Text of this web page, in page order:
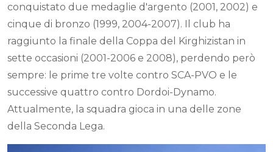
conquistato due medaglie d'argento (2001, 2002) e
cinque di bronzo (1999, 2004-2007). Il club ha
raggiunto la finale della Coppa del Kirghizistan in
sette occasioni (2001-2006 e 2008), perdendo però
sempre: le prime tre volte contro SCA-PVO e le
successive quattro contro Dordoi-Dynamo.
Attualmente, la squadra gioca in una delle zone
della Seconda Lega.